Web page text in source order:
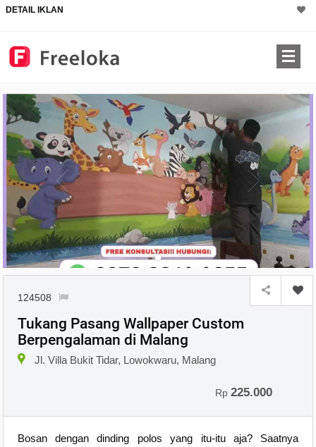
DETAIL IKLAN
124508
Tukang Pasang Wallpaper Custom
Berpengalaman di Malang
Jl. Villa Bukit Tidar, Lowokwaru, Malang
Rp225.000
Bosan dengan dinding polos yang itu-itu aja? Saatnya